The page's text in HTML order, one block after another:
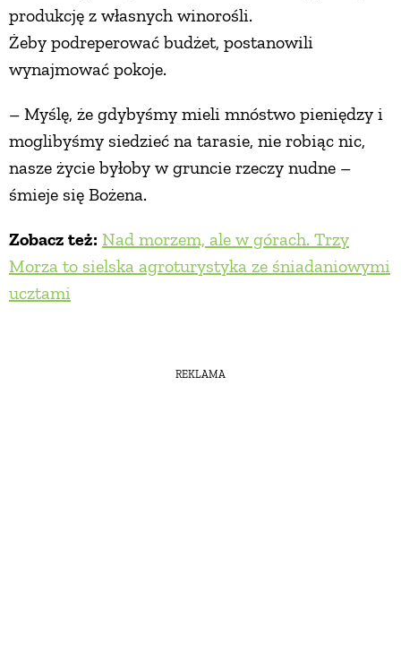
produkcję z własnych winorośli.
Żeby podreperować budżet, postanowili
wynajmować pokoje.
– Myślę, że gdybyśmy mieli mnóstwo pieniędzy i
moglibyśmy siedzieć na tarasie, nie robiąc nic,
nasze życie byłoby w gruncie rzeczy nudne –
śmieje się Bożena.
Zobacz też: Nad morzem, ale w górach. Trzy
Morza to sielska agroturystyka ze śniadaniowymi
ucztami
REKLAMA